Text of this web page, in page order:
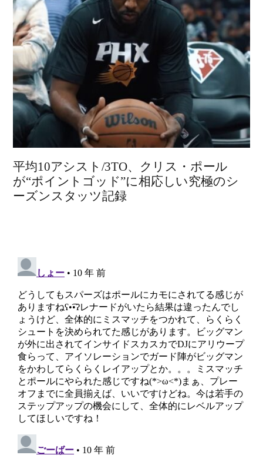
平均10アシスト/3TO、クリス・ポール
が“ポイントゴッド”に相応しい究極のシ
ーズンスタッツ記録